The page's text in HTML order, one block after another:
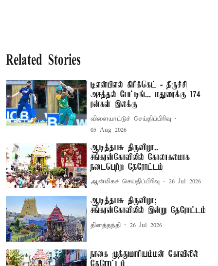
Related Stories
டிஎன்பிஎல் கிரிக்கெட் - திருச்சி
அசத்தல் பேட்டிங்... மதுரைக்கு 174
ரன்கள் இலக்கு
விளையாட்டுச் செய்திப்பிரிவு
05 Aug 2026
ஆடித்தபசு திருவிழா..
சங்கரன்கோவிலில் கோலாகலமாக
நடைபெற்ற தேரோட்டம்
ஆன்மிகச் செய்திப்பிரிவு 26 Jul 2026
ஆடித்தபசு திருவிழா;
சங்கரன்கோவிலில் இன்று தேரோட்டம்
தினத்தந்தி 26 Jul 2026
நாகை முத்துமாரியம்மன் கோவிலில்